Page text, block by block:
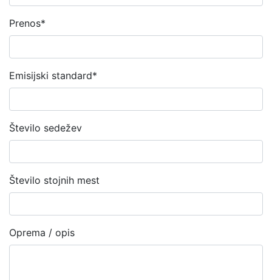
Prenos*
Emisijski standard*
Število sedežev
Število stojnih mest
Oprema / opis